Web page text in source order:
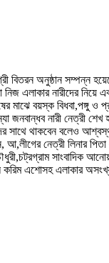
বিতরন অনুষ্ঠান
এলাকার নারীদের
মাঝে বয়স্ক
জনবান্ধব নারী নেত্রী
সাথে থাকবেন বলেও
আ,লীগের নেত্রী
সাংবাদিক
করিম এশোসহ এলাকার